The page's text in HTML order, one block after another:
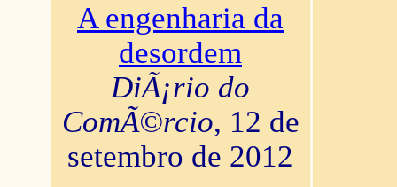
A engenharia da
desordem
DiÃ¡rio do
ComÃ©rcio, 12 de
setembro de 2012